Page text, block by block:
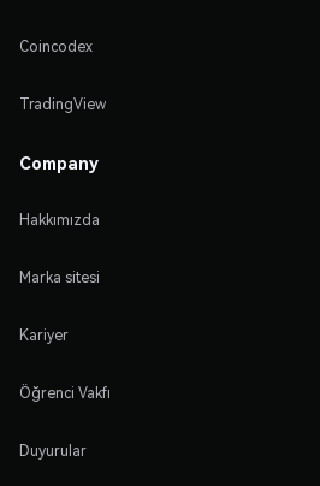
Coincodex
TradingView
Company
Hakkımızda
Marka sitesi
Kariyer
Öğrenci Vakfı
Duyurular